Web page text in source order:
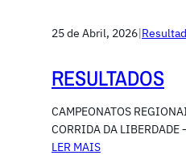
25 de Abril, 2026|
RESULTADOS
CAMPEONATOS
CORRIDA DA
LER MAIS